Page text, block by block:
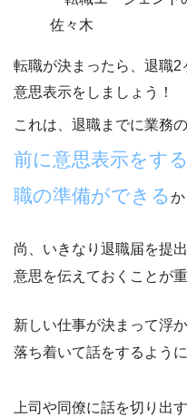
佐々木
転職が決まったら、 退職2
意思表示をしましょう！
これは、退職までに業務
前に意思表示をす
職の準備ができるか
尚、いきなり退職届を提
意思を伝えておくことが
新しい仕事が決まって浮
落ち着いて話をするよう
上司や同僚に話を切り出す